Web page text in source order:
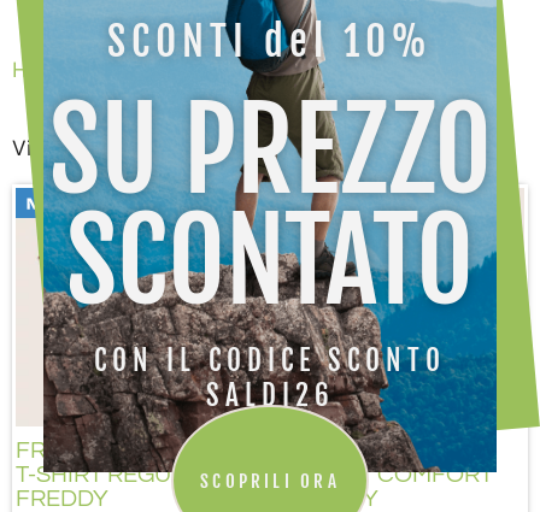
Home /donna/ donna estate
Visualizzazione di 1-25 di 106 risultati
FREDDY
T-SHIRT REGULAR
FREDDY
FREDDY
T-SHIRT COMFORT
FREDDY
SCONTI del 10%
SU PREZZO
SCONTATO
CON IL CODICE SCONTO
SALDI26
SCOPRILI ORA